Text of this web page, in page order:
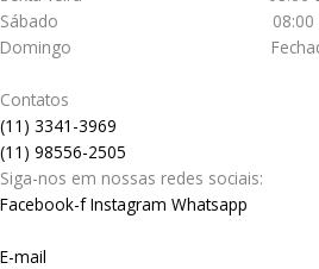
Sábado 08:00 às
Domingo
Contatos
(11) 3341-3969
(11) 98556-2505
Siga-nos em nossas redes sociais:
Facebook-fInstagram Whatsapp
E-mail